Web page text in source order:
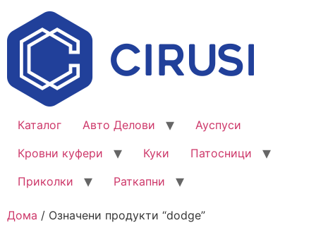
Каталог Авто Делови
Ауспуси
Кровни куфери
Куки
Патосници
Приколки
Раткапни
Дома / Означени продукти “dodge”